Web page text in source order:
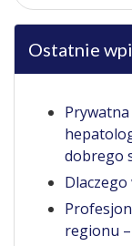
Ostatnie
dobrego
regionu